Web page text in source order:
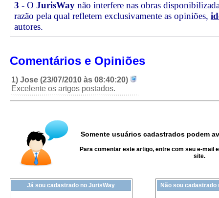
3 - O JurisWay não interfere nas obras
razão pela qual refletem exclusivamente as opiniões,
autores.
Comentários e Opiniões
1) Jose (23/07/2010 às 08:40:20)
Excelente os artgos postados.
Somente usuários cadastrados podem
Para comentar este artigo, entre com seu e-mail
site.
Já sou cadastrado no JurisWay Não sou cadastrado